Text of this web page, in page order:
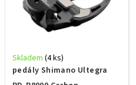
pedály Shimano Ultegra
Skladem (4 ks)